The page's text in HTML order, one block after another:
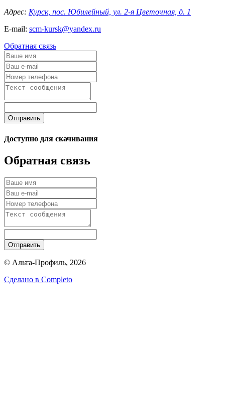
Адрес: Курск, пос. Юбилейный, ул. 2-я Цветочная, д. 1
E-mail: scm-kursk@yandex.ru
Обратная связь
Отправить
Доступно для скачивания
Обратная связь
Отправить
© Альта-Профиль, 2026
Сделано в Completo